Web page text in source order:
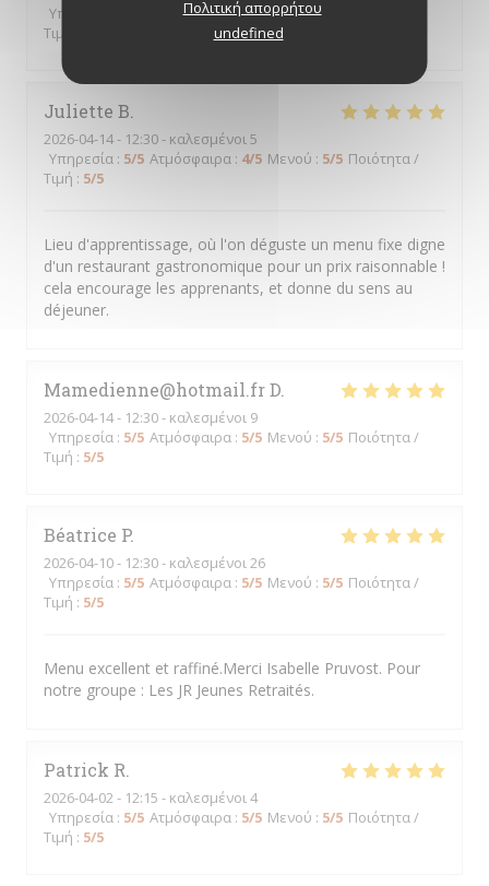
Πολιτική απορρήτου
undefined
Υπηρεσία
Ατμόσφαιρα:5/5 Μενού:
Τιμή
Juliette B
2026-04-14- 12:30 - καλεσμένοι 5
Υπηρεσία : 5/5 Ατμόσφαιρα : 4/5 Μενού : 5/5 Ποιότητα /
Τιμή : 5/5
Lieu d'apprentissage, où l'on déguste un menu fixe digne
d'un restaurant gastronomique pour un prix raisonnable !
cela encourage les apprenants, et donne du sens au
déjeuner.
Mamedienne@hotmail.frD
2026-04-14- 12:30 - καλεσμένοι 9
Υπηρεσία : 5/5 Ατμόσφαιρα : 5/5 Μενού : 5/5 Ποιότητα /
Τιμή : 5/5
Béatrice P
2026-04-10- 12:30 - καλεσμένοι 26
Υπηρεσία : 5/5 Ατμόσφαιρα : 5/5 Μενού : 5/5 Ποιότητα /
Τιμή : 5/5
Menu excellent et raffiné.Merci Isabelle Pruvost. Pour
notre groupe : Les JR Jeunes Retraités.
Patrick R
2026-04-02 - 12:15 - καλεσμένοι 4
Υπηρεσία : 5/5 Ατμόσφαιρα : 5/5 Μενού : 5/5 Ποιότητα /
Τιμή : 5/5